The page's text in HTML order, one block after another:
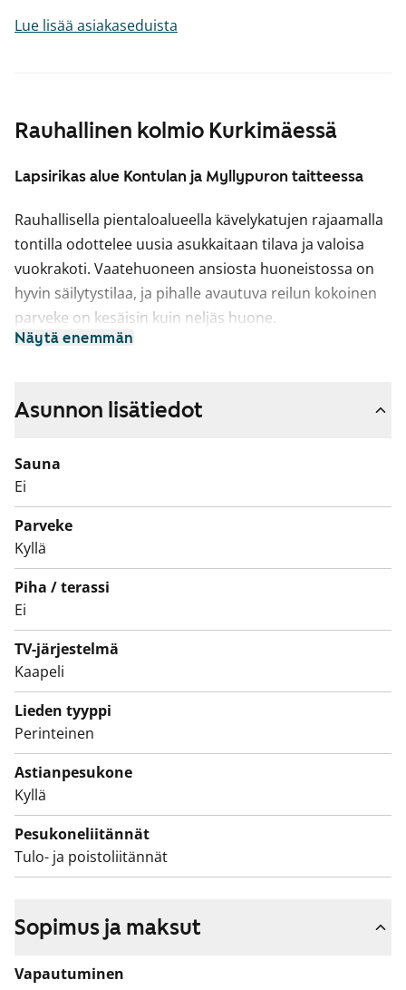
Rauhallinen kolmio Kurkimäessä
Lapsirikas alue Kontulan ja Myllypuron taitteessa
Rauhallisella pientaloalueella kävelykatujen rajaamalla
tontilla odottelee uusia asukkaitaan tilava ja valoisa
vuokrakoti. Vaatehuoneen ansiosta huoneistossa on
hyvin säilytystilaa, ja pihalle avautuva reilun kokoinen
parveke on kesäisin kuin neljäs huone.
Kylpyhuone on kaakeloitu ja siellä on liitännät
Varaa esittelyaika ja tule katsomaan, miltä tämä
vuokrakoti tuntuu paikan päällä!
Näytä enemmän
Lue lisää asiakaseduista
Asunnon lisätiedot
Sauna
Ei
Parveke
Kyllä
Piha / terassi
Ei
TV-järjestelmä
Kaapeli
Lieden tyyppi
Perinteinen
Astianpesukone
Kyllä
Pesukoneliitännät
Tulo- ja poistoliitännät
Sopimus ja maksut
Vapautuminen